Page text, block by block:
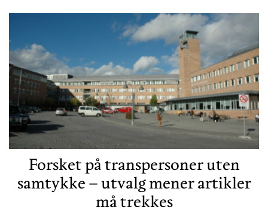
Forsket på transpersoner uten
samtykke – utvalg mener artikler
må trekkes